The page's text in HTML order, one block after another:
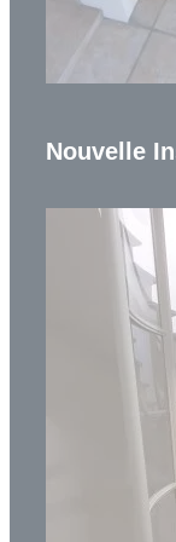
Nouvelle